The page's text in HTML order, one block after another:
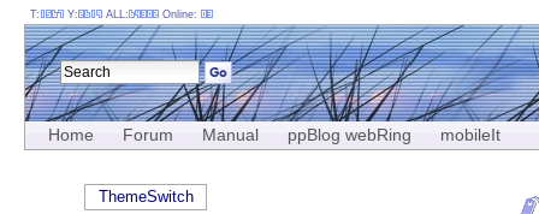
Home Forum Manual ppBlog webRing mobileIt
T: Y: ALL: Online:
ThemeSwitch